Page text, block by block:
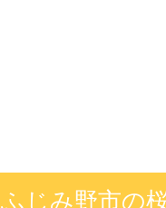
ふじみ野市の